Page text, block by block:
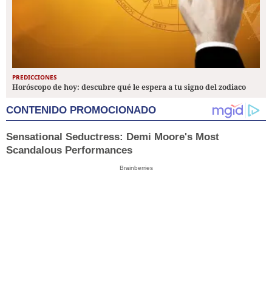
PREDICCIONES
Horóscopo de hoy: descubre qué le espera a tu signo del zodiaco
CONTENIDO PROMOCIONADO
Sensational Seductress: Demi Moore's Most
Scandalous Performances
Brainberries